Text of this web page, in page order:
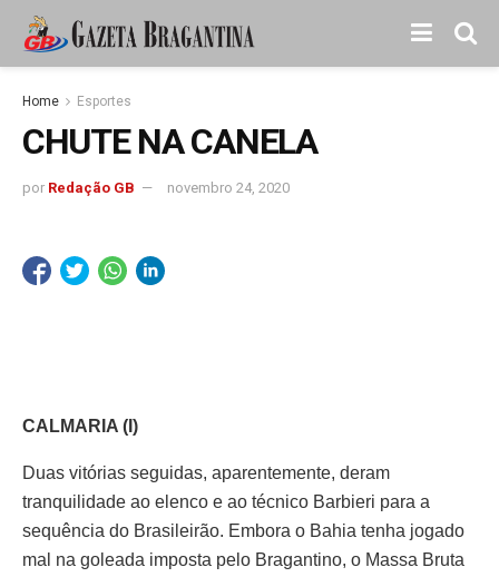
Home Esportes
CHUTE NA CANELA
por Redação GB novembro 24, 2020
CALMARIA (I)
Duas vitórias seguidas, aparentemente, deram
tranquilidade ao elenco e ao técnico Barbieri para a
sequência do Brasileirão. Embora o Bahia tenha jogado
mal na goleada imposta pelo Bragantino, o Massa Bruta